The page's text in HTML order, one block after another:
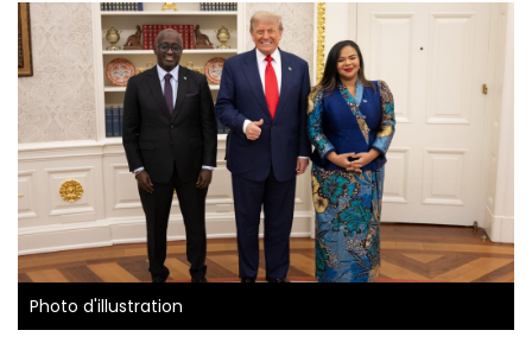
Photo d'illustration